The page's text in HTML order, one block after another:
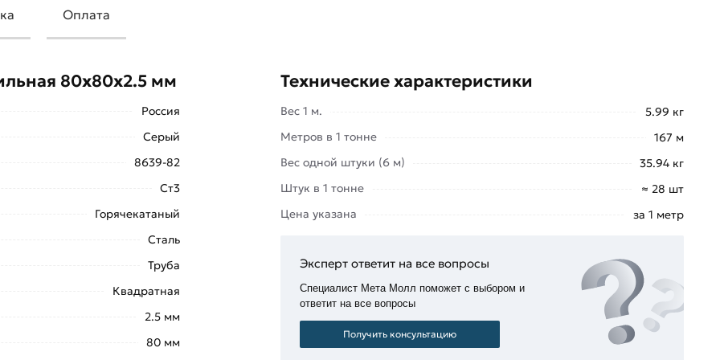
Оплата
по нескольким параметрам:
и сферы использования;
используются:Для
применяются изделия с
этом случае эксплуатируются
(специальные станки).
козырьков, входных групп,
предлагает интернет-магазин «
МетаМолл». Доставка в любую точку Москвы и МО.
80х80х2.5 мм
Россия
Серый
8639-82
Ст3
Горячекатаный
Сталь
Труба
Квадратная
2.5 мм
80 мм
Технические характеристики
Вес 1 м.
5.99 кг
Метров в 1 тонне
167 м
Вес одной штуки (6 м)
35.94 кг
Штук в 1 тонне
≈ 28 шт
Цена указана
за 1 метр
Эксперт ответит на все вопросы
Специалист Мета Молл поможет с выбором и
ответит на все вопросы
Получить консультацию